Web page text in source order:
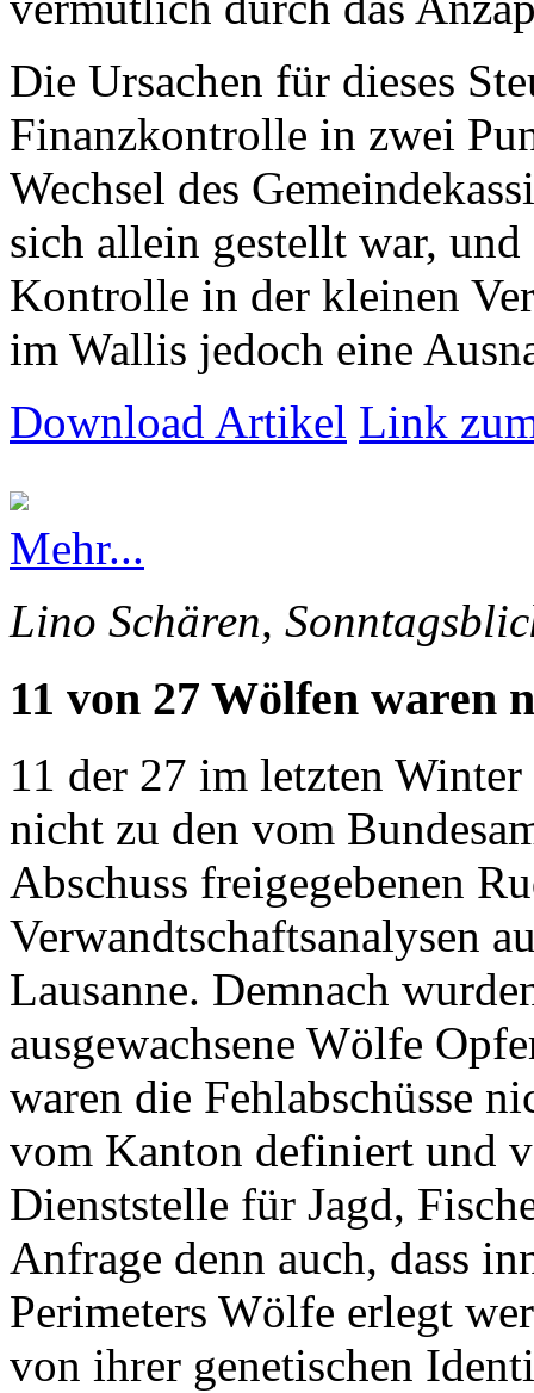
Die Ursachen für dieses
Finanzkontrolle in zwei
Wechsel des
sich allein gestellt war,
Kontrolle in der kleinen
im Wallis jedoch eine
Download Artikel Link
Mehr...
Lino Schären,
11 von 27 Wölfen waren
11 der 27 im letzten
nicht zu den vom
Abschuss freigegebenen
Verwandtschaftsanalysen
Lausanne. Demnach
ausgewachsene Wölfe
waren die Fehlabschüsse
vom Kanton definiert und
Dienststelle für Jagd,
Anfrage denn auch, dass
Perimeters Wölfe erlegt
von ihrer genetischen